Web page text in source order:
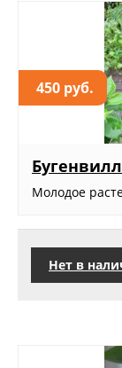
450 руб.
Молодое
Нет в